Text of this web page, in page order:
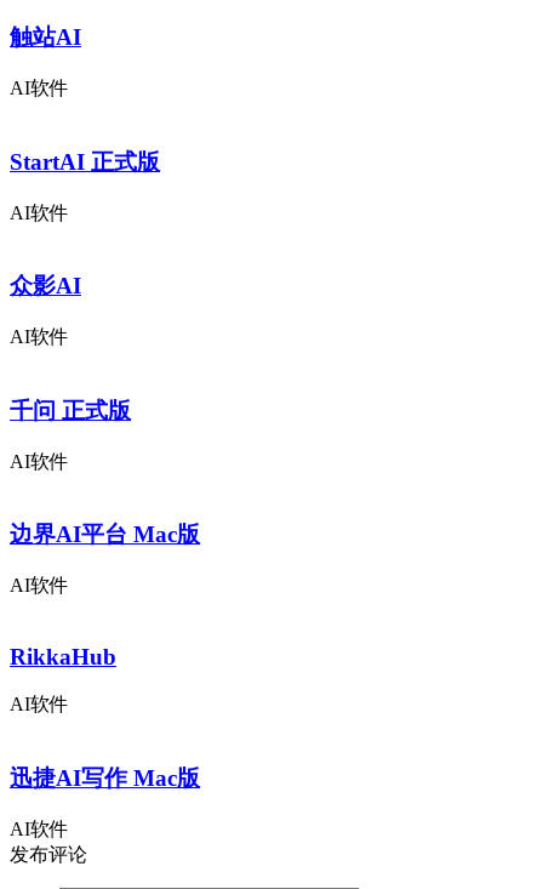
触站AI
AI软件
StartAI 正式版
AI软件
众影AI
AI软件
千问 正式版
AI软件
边界AI平台 Mac版
AI软件
RikkaHub
AI软件
迅捷AI写作 Mac版
AI软件
发布评论